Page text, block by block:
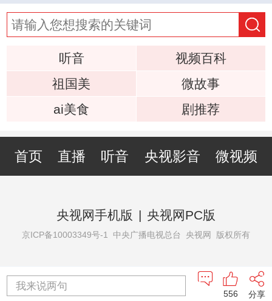
听音
视频百科
祖国美
微故事
ai美食
剧推荐
首页 直播 听音 央视影音 微视频
央视网手机版 | 央视网PC版
京ICP备10003349号-1 中央广播电视总台 央视网 版权所有
我来说两句
分享
556